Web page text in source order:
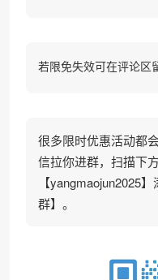
若限免失效可在评论区
很多限时优惠活动都
信拉你进群，扫描下
【yangmaojun2025
群】。